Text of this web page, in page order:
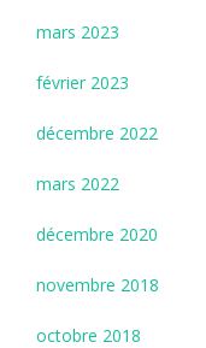
mars 2023
février 2023
décembre 2022
mars 2022
décembre 2020
novembre 2018
octobre 2018